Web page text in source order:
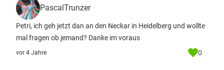
PascalTrunzer
Petri, ich geh jetzt dan an den Neckar in Heidelberg und wollte
mal fragen ob jemand? Danke im voraus
vor 4 Jahre 0